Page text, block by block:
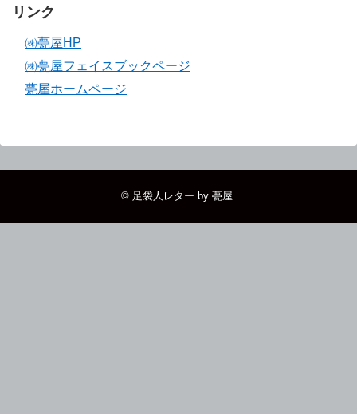
リンク
㈱甍屋HP
㈱甍屋フェイスブックページ
甍屋ホームページ
© 足袋人レター by 甍屋.